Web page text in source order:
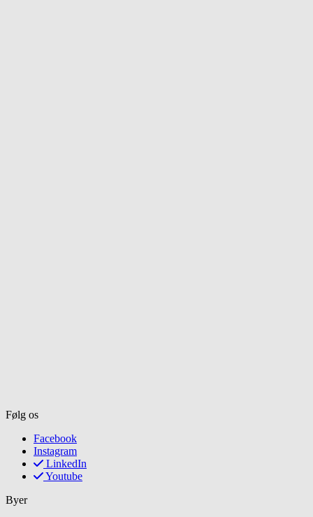
Følg os
Facebook
Instagram
LinkedIn
Youtube
Byer